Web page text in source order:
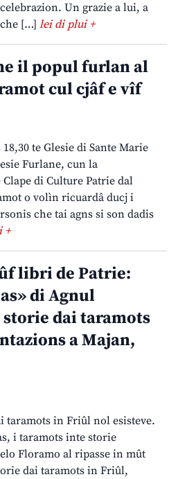
Un grazie a lui, a
[…] lei di plui +
il popul furlan al
cul cjâf e vîf
te Glesie di Sante Marie
Furlane, cun la
di Culture Patrie dal
o volìn ricuardâ ducj i
che tai agns si son dadis
+
libri de Patrie:
di Agnul
dai taramots
a Majan,
taramots in Friûl nol esisteve.
i taramots inte storie
Floramo al ripasse in mût
dai taramots in Friûl,